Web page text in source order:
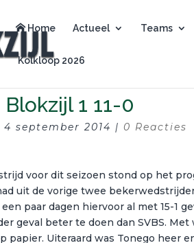
Home Actueel Teams
Kolkloop 2026
1 11-0
4 september 2014 | 0 Reacties
voor dit seizoen stond op het
uit de vorige twee
paar dagen hiervoor al met 15-1
geval beter te doen dan SVBS.
papier. Uiteraard was Tonego heer